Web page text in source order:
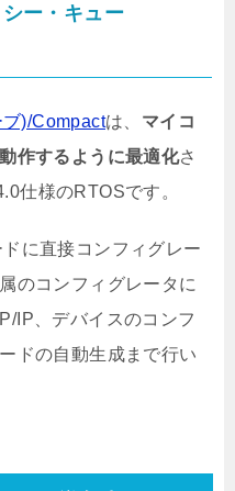
ー・キュー
)/Compactは、 マイコ
作するように最適化さ
仕様のRTOSです。
に直接コンフィグレー
のコンフィグレータに
IP、デバイスのコンフ
ドの自動生成まで行い